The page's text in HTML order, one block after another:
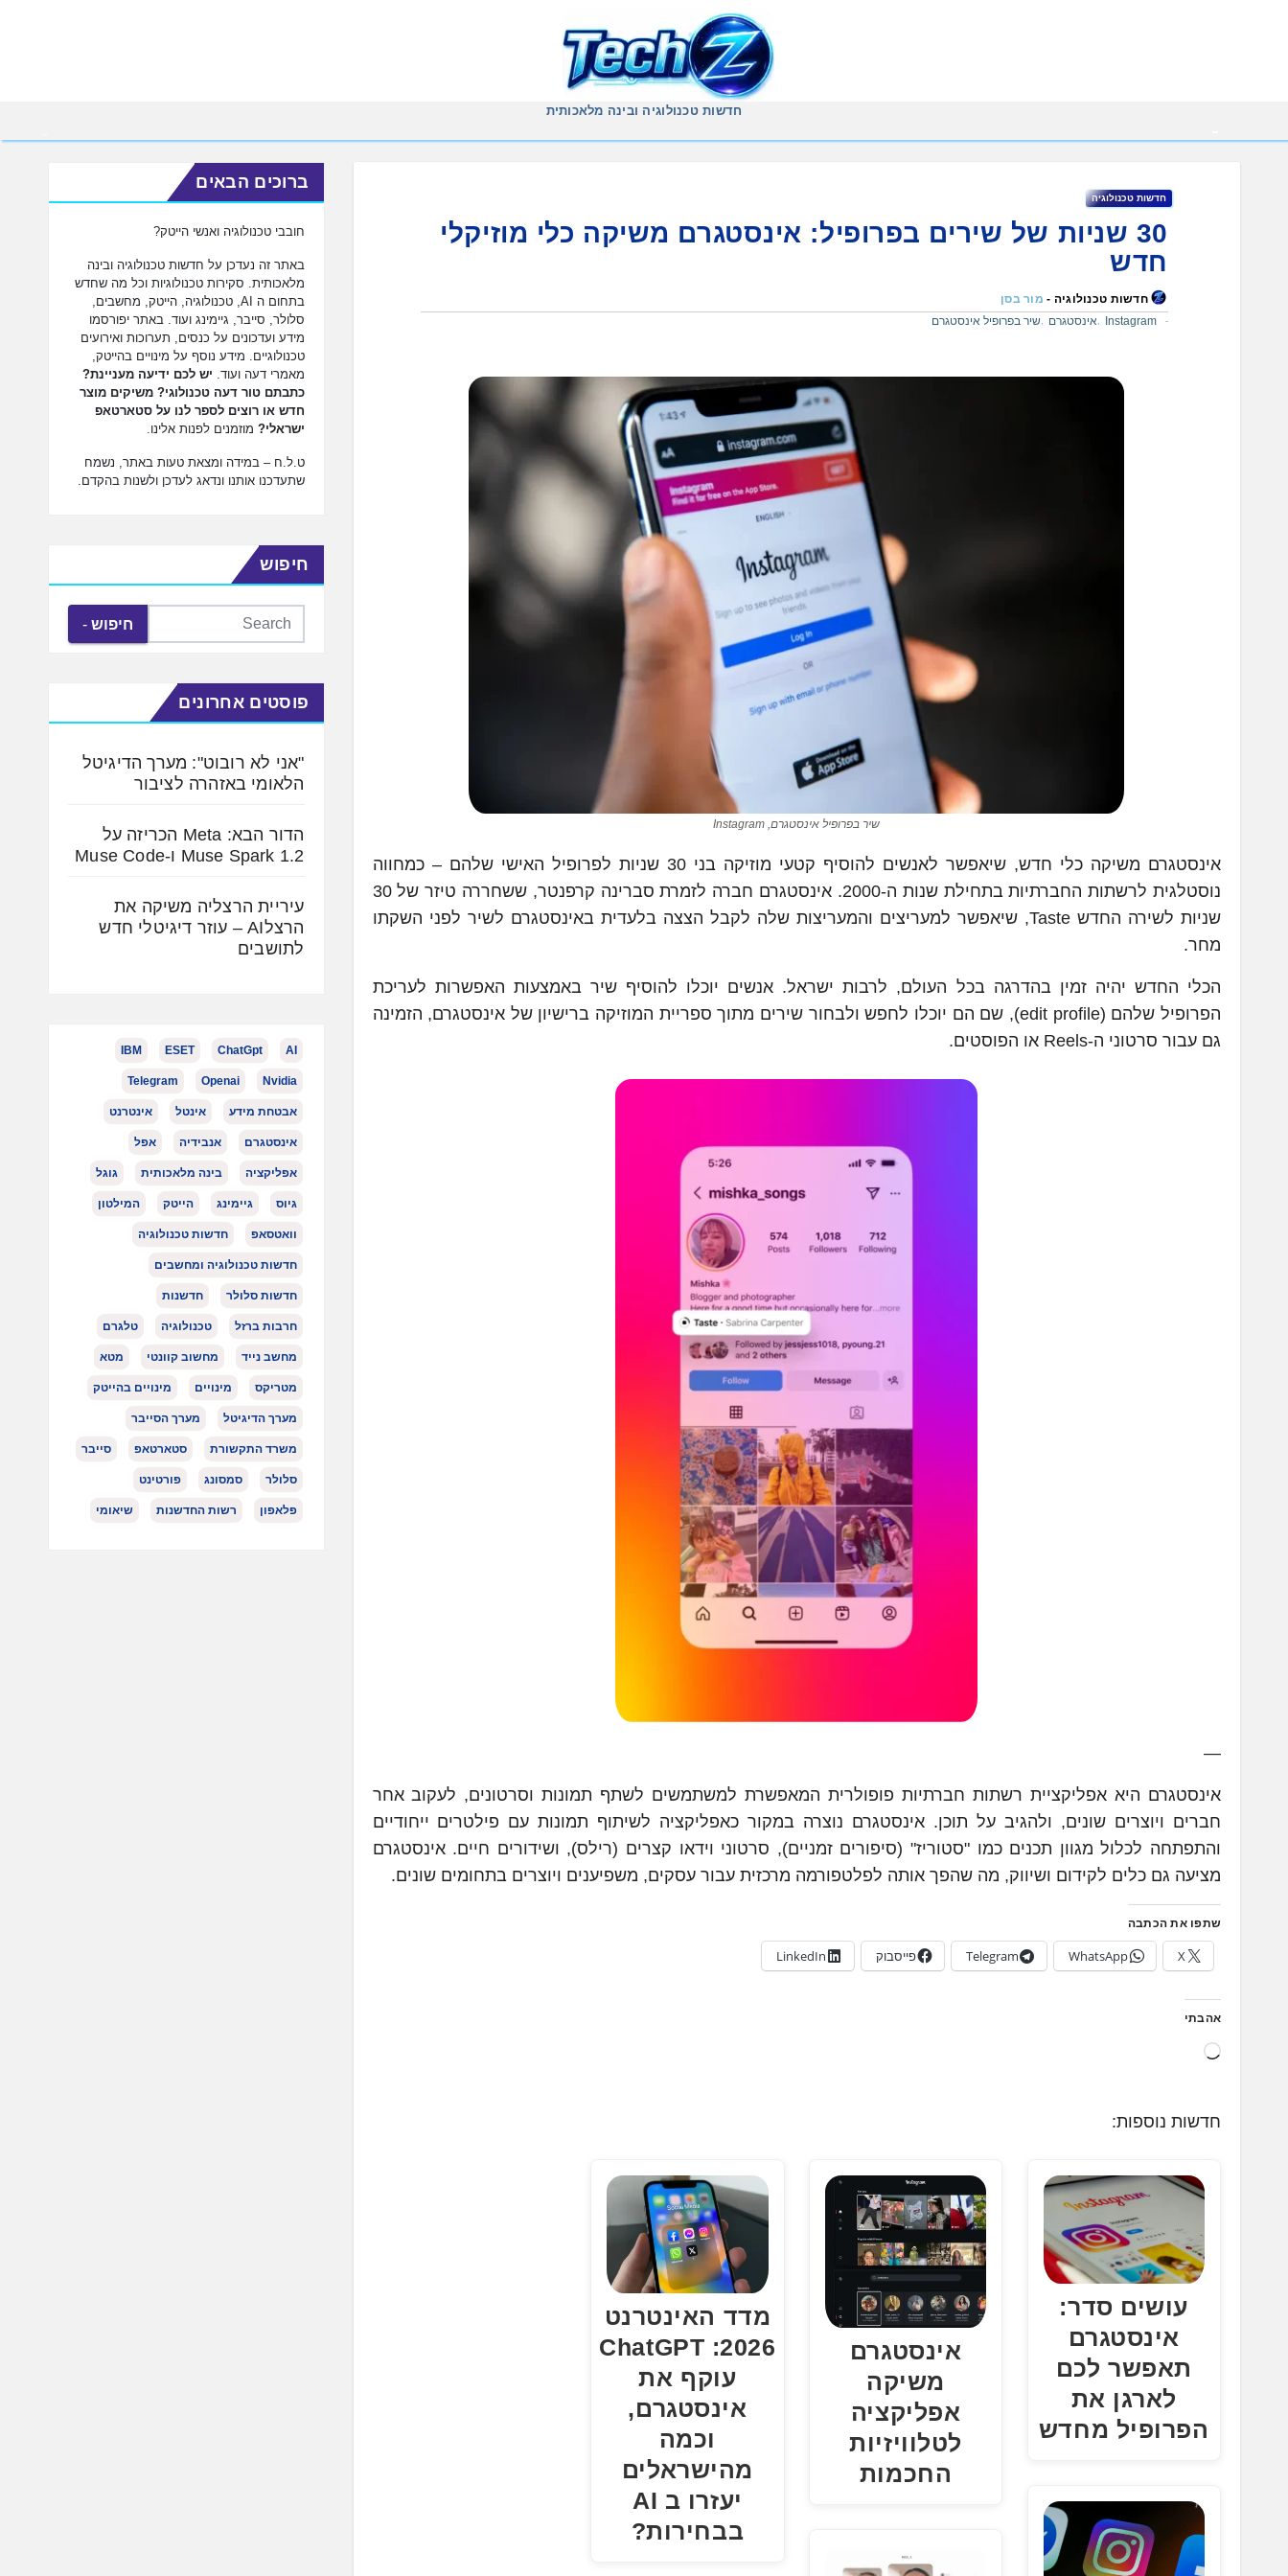
חדשות טכנולוגיה ובינה מלאכותית
חדשות טכנולוגיה
30 שניות של שירים בפרופיל: אינסטגרם משיקה כלי מוזיקלי
חדש
חדשות טכנולוגיה - מור בסן
Instagram
,אינסטגרם ,שיר בפרופיל אינסטגרם
שיר בפרופיל אינסטגרם, Instagram
אינסטגרם משיקה כלי חדש, שיאפשר לאנשים להוסיף קטעי מוזיקה בני 30 שניות לפרופיל האישי שלהם – כמחווה
נוסטלגית לרשתות החברתיות בתחילת שנות ה-2000. אינסטגרם חברה לזמרת סברינה קרפנטר, ששחררה טיזר של 30
שניות לשירה החדש Taste, שיאפשר למעריצים והמעריצות שלה לקבל הצצה בלעדית באינסטגרם לשיר לפני השקתו
מחר.
הכלי החדש יהיה זמין בהדרגה בכל העולם, לרבות ישראל. אנשים יוכלו להוסיף שיר באמצעות האפשרות לעריכת
הפרופיל שלהם (edit profile), שם הם יוכלו לחפש ולבחור שירים מתוך ספריית המוזיקה ברישיון של אינסטגרם, הזמינה
גם עבור סרטוני ה-Reels או הפוסטים.
—
אינסטגרם היא אפליקציית רשתות חברתיות פופולרית המאפשרת למשתמשים לשתף תמונות וסרטונים, לעקוב אחר
חברים ויוצרים שונים, ולהגיב על תוכן. אינסטגרם נוצרה במקור כאפליקציה לשיתוף תמונות עם פילטרים ייחודיים
והתפתחה לכלול מגוון תכנים כמו "סטוריז" (סיפורים זמניים), סרטוני וידאו קצרים (רילס), ושידורים חיים. אינסטגרם
מציעה גם כלים לקידום ושיווק, מה שהפך אותה לפלטפורמה מרכזית עבור עסקים, משפיענים ויוצרים בתחומים שונים.
שתפו את הכתבה
X
WhatsApp
Telegram פייסבוק LinkedIn
אהבתי
ט
.
חדשות נוספות:
עושים סדר:
אינסטגרם
תאפשר לכם
לארגן את
הפרופיל מחדש
אינסטגרם
משיקה
אפליקציה
לטלוויזיות
החכמות
מדד האינטרנט
2026: ChatGPT
עוקף את
אינסטגרם,
וכמה
מהישראלים
יעזרו ב AI
בבחירות?
ברוכים הבאים
חובבי טכנולוגיה ואנשי הייטק?
באתר זה נעדכן על חדשות טכנולוגיה ובינה
מלאכותית. סקירות טכנולוגיות וכל מה שחדש
בתחום ה AI, טכנולוגיה, הייטק, מחשבים,
סלולר, סייבר, גיימינג ועוד. באתר יפורסמו
מידע ועדכונים על כנסים, תערוכות ואירועים
טכנולוגיים. מידע נוסף על מינויים בהייטק,
מאמרי דעה ועוד. יש לכם ידיעה מעניינת?
כתבתם טור דעה טכנולוגי? משיקים מוצר
חדש או רוצים לספר לנו על סטארטאפ
ישראלי? מוזמנים לפנות אלינו.
ט.ל.ח – במידה ומצאת טעות באתר, נשמח
שתעדכנו אותנו ונדאג לעדכן ולשנות בהקדם.
חיפוש
חיפוש
פוסטים אחרונים
"אני לא רובוט": מערך הדיגיטל
הלאומי באזהרה לציבור
הדור הבא: Meta הכריזה על
Muse Spark 1.2 ו-Muse Code
עיריית הרצליה משיקה את
הרצלAI – עוזר דיגיטלי חדש
לתושבים
AI
ChatGpt
ESET
IBM
Nvidia
Openai
Telegram
אבטחת מידע אינטל אינטרנט
אינסטגרם אנבידיה אפל
אפליקציה בינה מלאכותית גוגל
גיוס גיימינג הייטק המילטון
וואטסאפ חדשות טכנולוגיה
חדשות טכנולוגיה ומחשבים
חדשות סלולר חדשנות
חרבות ברזל טכנולוגיה טלגרם
מחשב נייד מחשוב קוונטי מטא
מטריקס מינויים מינויים בהייטק
מערך הדיגיטל מערך הסייבר
משרד התקשורת סטארטאפ סייבר
סלולר סמסונג פורטינט
פלאפון רשות החדשנות שיאומי